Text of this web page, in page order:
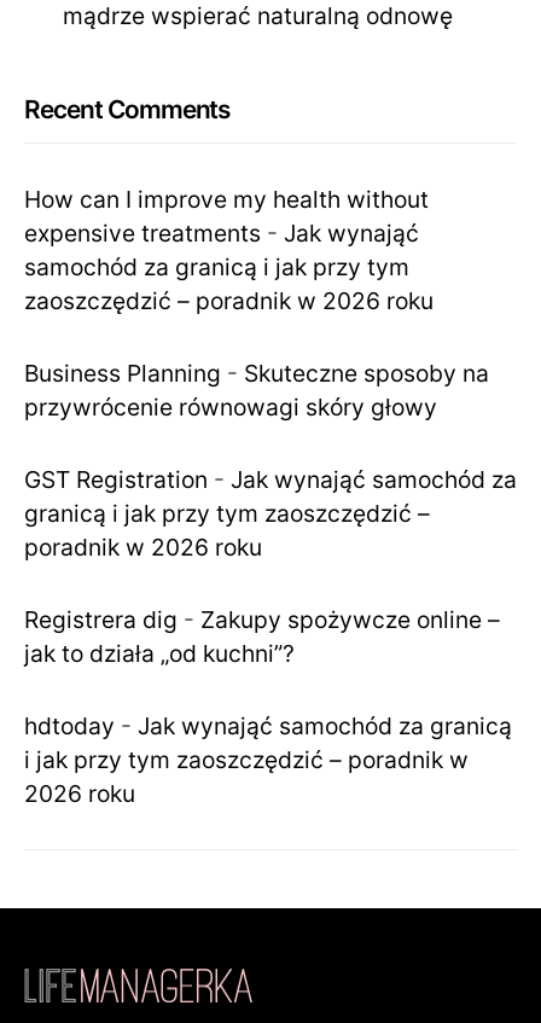
mądrze wspierać naturalną odnowę
Recent Comments
How can I improve my health without
expensive treatments - Jak wynająć
samochód za granicą i jak przy tym
zaoszczędzić – poradnik w 2026 roku
Business Planning - Skuteczne sposoby na
przywrócenie równowagi skóry głowy
GST Registration - Jak wynająć samochód za
granicą i jak przy tym zaoszczędzić –
poradnik w 2026 roku
Registrera dig - Zakupy spożywcze online –
jak to działa „od kuchni”?
hdtoday - Jak wynająć samochód za granicą
i jak przy tym zaoszczędzić – poradnik w
2026 roku